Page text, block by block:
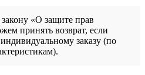
«О защите прав
принять возврат, если
заказу (по